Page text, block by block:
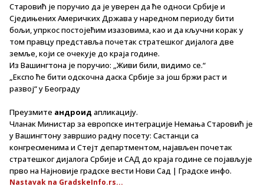
Старовић је поручио да је уверен да ће односи Србије и
Сједињених Америчких Држава у наредном периоду бити
бољи, упркос постојећим изазовима, као и да кључни корак у
том правцу представља почетак стратешког дијалога две
земље, који се очекује до краја године.
Из Вашингтона је поручио: „Живи били, видимо се.“
„Експо ће бити одскочна даска Србије за још бржи раст и
развој“ у Београду
Преузмите андроид апликацију.
Чланак Министар за европске интеграције Немања Старовић je
у Вашингтону завршио радну посету: Састанци са
конгресменима и Стејт департментом, најављен почетак
стратешког дијалога Србије и САД до краја године се појављује
прво на Најновије градске вести Нови Сад | Градске инфо.
Nastavak na GradskeInfo.rs...